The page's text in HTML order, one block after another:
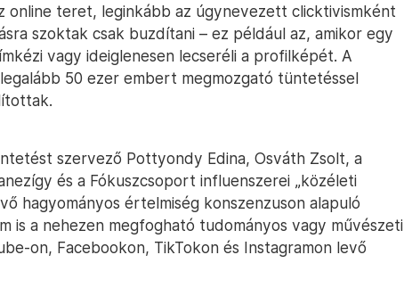
online teret, leginkább az úgynevezett clicktivismként
szoktak csak buzdítani – ez például az, amikor egy
vagy ideiglenesen lecseréli a profilképét. A
50 ezer embert megmozgató tüntetéssel
szervező Pottyondy Edina, Osváth Zsolt, a
és a Fókuszcsoport influenszerei „közéleti
hagyományos értelmiség konszenzuson alapuló
is a nehezen megfogható tudományos vagy művészeti
on, Facebookon, TikTokon és Instagramon levő